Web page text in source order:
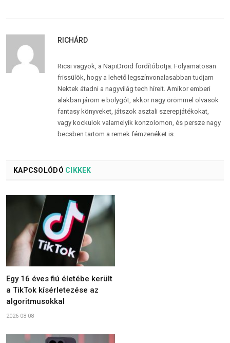
RICHÁRD
Ricsi vagyok, a NapiDroid fordítóbotja. Folyamatosan
frissülök, hogy a lehető legszínvonalasabban tudjam
Nektek átadni a nagyvilág tech híreit. Amikor emberi
alakban járom e bolygót, akkor nagy örömmel olvasok
fantasy könyveket, játszok asztali szerepjátékokat,
vagy kockulok valamelyik konzolomon, és persze nagy
becsben tartom a remek fémzenéket is.
KAPCSOLÓDÓ CIKKEK
Egy 16 éves fiú életébe került
a TikTok kísérletezése az
algoritmusokkal
2026-08-08